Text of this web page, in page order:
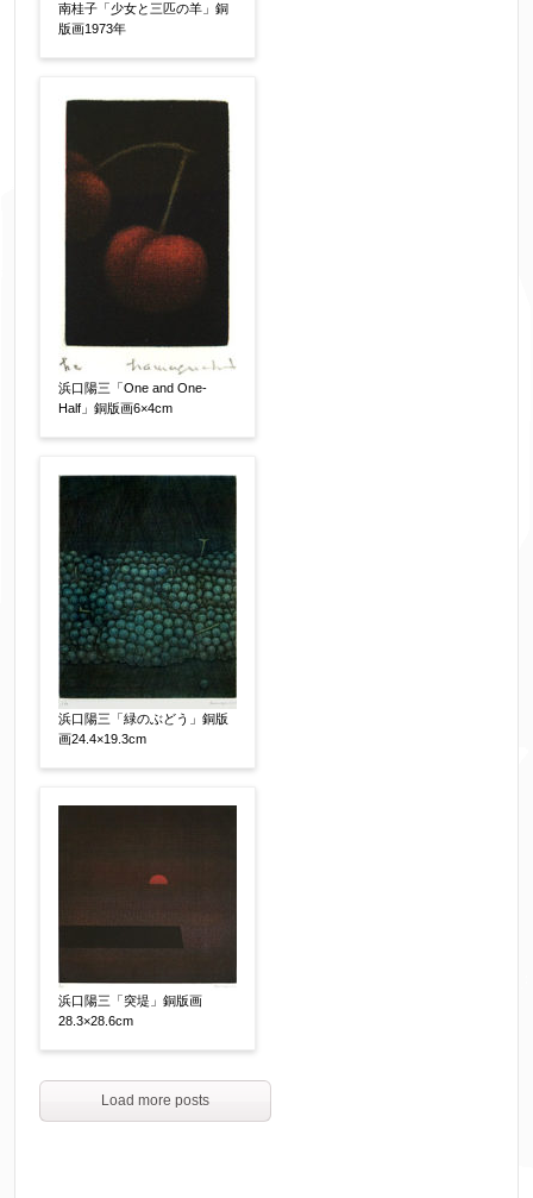
南桂子「少女と三匹の羊」銅
版画1973年
浜口陽三「One and One-
Half」銅版画6×4cm
浜口陽三「緑のぶどう」銅版
画24.4×19.3cm
浜口陽三「突堤」銅版画
28.3×28.6cm
Load more posts